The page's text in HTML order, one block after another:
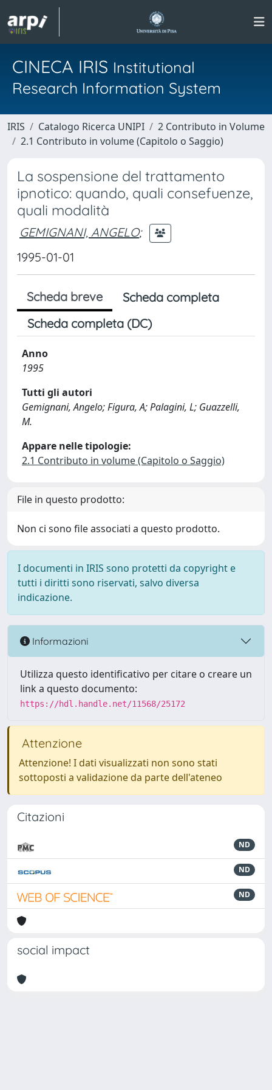
CINECA IRIS Institutional
Research Information System
IRIS Catalogo Ricerca UNIPI
2 Contributo in Volume
2.1 Contributo in volume (Capitolo o Saggio)
La sospensione del trattamento
ipnotico: quando, quali consefuenze,
quali modalità
GEMIGNANI, ANGELO;
1995-01-01
Scheda breve
Scheda completa
Scheda completa (DC)
Anno
1995
Tutti gli autori
Gemignani, Angelo; Figura, A; Palagini, L; Guazzelli,
M.
Appare nelle tipologie:
2.1 Contributo in volume (Capitolo o Saggio)
File in questo prodotto:
Non ci sono file associati a questo prodotto.
I documenti in IRIS sono protetti da copyright e
tutti i diritti sono riservati, salvo diversa
indicazione.
Informazioni
Utilizza questo identificativo per citare o creare un
link a questo documento:
https://hdl.handle.net/11568/25172
Attenzione
Attenzione! I dati visualizzati non sono stati
sottoposti a validazione da parte dell'ateneo
Citazioni
ND
ND
ND
social impact